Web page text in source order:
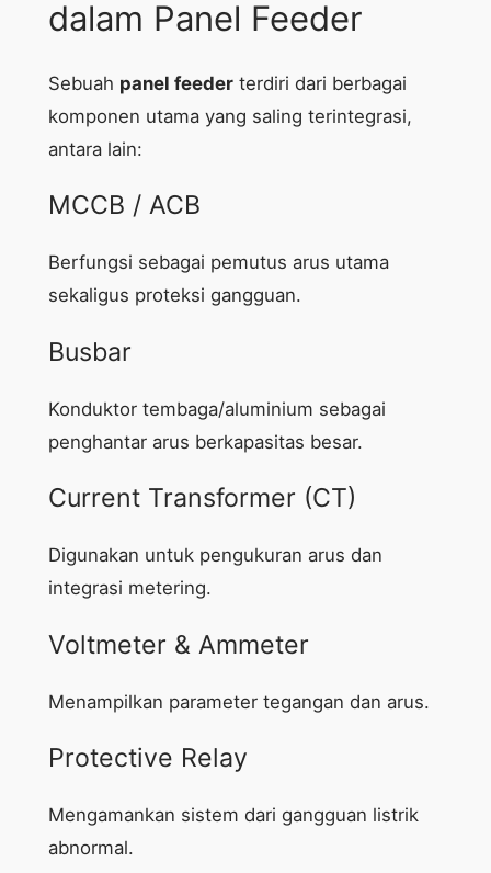
dalam Panel Feeder
Sebuah panel feederterdiri dari berbagai
komponen utama yang saling terintegrasi,
antara lain:
MCCB / ACB
Berfungsi sebagai pemutus arus utama
sekaligus proteksi gangguan.
Busbar
Konduktor tembaga/aluminium sebagai
penghantar arus berkapasitas besar.
Current Transformer (CT)
Digunakan untuk pengukuran arus dan
integrasi metering.
Voltmeter & Ammeter
Menampilkan parameter tegangan dan arus.
Protective Relay
Mengamankan sistem dari gangguan listrik
abnormal.